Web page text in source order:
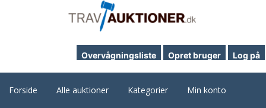
Overvågningsliste Opret bruger Log på
Forside Alle auktioner Kategorier Min konto